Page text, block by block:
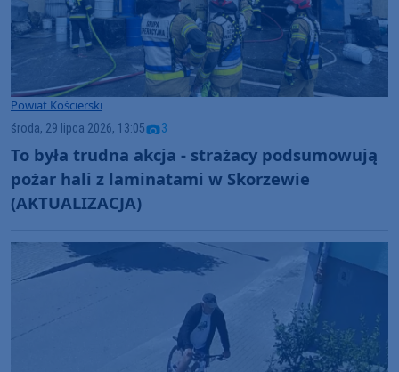
Powiat Kościerski
środa, 29 lipca 2026, 13:05 3
To była trudna akcja - strażacy podsumowują
pożar hali z laminatami w Skorzewie
(AKTUALIZACJA)